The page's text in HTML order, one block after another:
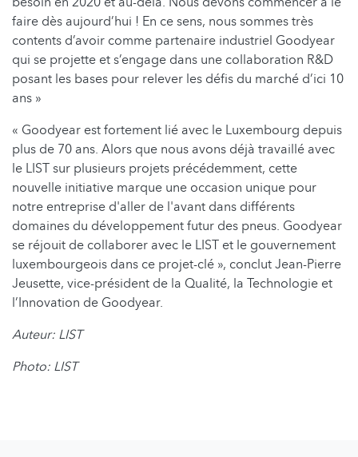
faire dès aujourd’hui ! En ce sens, nous sommes très
contents d’avoir comme partenaire industriel Goodyear
qui se projette et s’engage dans une collaboration R&D
posant les bases pour relever les défis du marché d’ici 10
ans »
« Goodyear est fortement lié avec le Luxembourg depuis
plus de 70 ans. Alors que nous avons déjà travaillé avec
le LIST sur plusieurs projets précédemment, cette
nouvelle initiative marque une occasion unique pour
notre entreprise d'aller de l'avant dans différents
domaines du développement futur des pneus. Goodyear
se réjouit de collaborer avec le LIST et le gouvernement
luxembourgeois dans ce projet-clé », conclut Jean-Pierre
Jeusette, vice-président de la Qualité, la Technologie et
l’Innovation de Goodyear.
Auteur: LIST
Photo: LIST